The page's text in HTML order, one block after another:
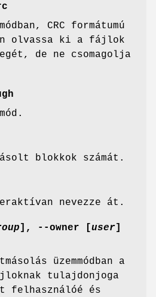
CRC formátumú
olvassa ki a fájlok
de ne csomagolja
blokkok számát.
nevezze át.
], --owner user
üzemmódban a
tulajdonjoga
felhasználóé és